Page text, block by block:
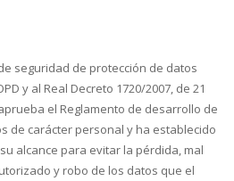
seguridad de protección de datos
y al Real Decreto 1720/2007, de 21
el Reglamento de desarrollo de
de carácter personal y ha establecido
alcance para evitar la pérdida, mal
y robo de los datos que el